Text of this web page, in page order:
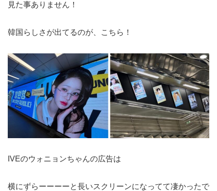
見た事ありません！
韓国らしさが出てるのが、こちら！
IVEのウォニョンちゃんの広告は
横にずらーーーーと長いスクリーンになってて凄かったで